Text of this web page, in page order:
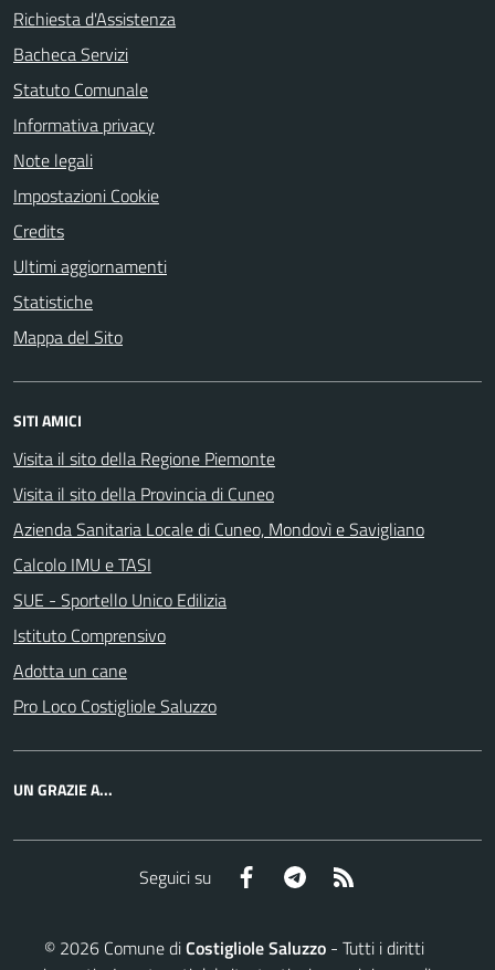
Richiesta d'Assistenza
Bacheca Servizi
Statuto Comunale
Informativa privacy
Note legali
Impostazioni Cookie
Credits
Ultimi aggiornamenti
Statistiche
Mappa del Sito
SITI AMICI
Visita il sito della Regione Piemonte
Visita il sito della Provincia di Cuneo
Azienda Sanitaria Locale di Cuneo, Mondovì e Savigliano
Calcolo IMU e TASI
SUE - Sportello Unico Edilizia
Istituto Comprensivo
Adotta un cane
Pro Loco Costigliole Saluzzo
UN GRAZIE A...
Seguici su Facebook Telegram
© 2026 Comune diCostigliole Saluzzo - Tutti i diritti